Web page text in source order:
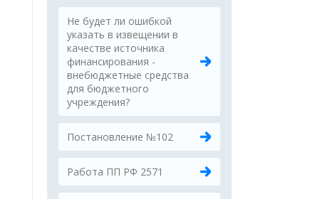
Не будет ли ошибкой
указать в извещении в
качестве источника
финансирования -
внебюджетные средства
для бюджетного
учреждения?
Постановление №102
Работа ПП РФ 2571